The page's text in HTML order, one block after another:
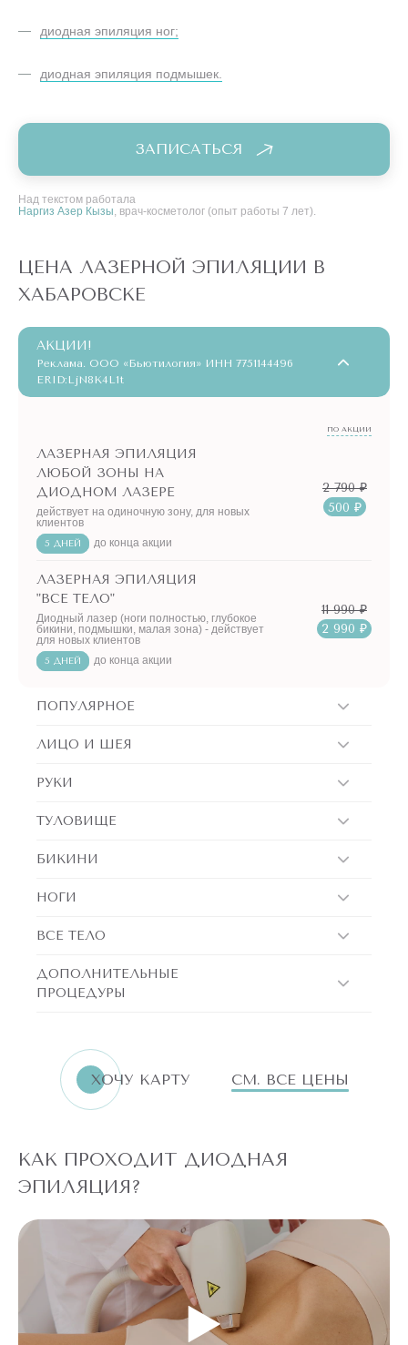
диодная эпиляция ног;
диодная эпиляция подмышек.
ЗАПИСАТЬСЯ
Над текстом работала
Наргиз Азер Кызы, врач-косметолог (опыт работы 7 лет).
ЦЕНА ЛАЗЕРНОЙ ЭПИЛЯЦИИ В
ХАБАРОВСКЕ
АКЦИИ!
Реклама. ООО «Бьютилогия» ИНН 7751144496
ERID:LjN8K4L1t
ПО АКЦИИ
ЛАЗЕРНАЯ ЭПИЛЯЦИЯ
ЛЮБОЙ ЗОНЫ НА
ДИОДНОМ ЛАЗЕРЕ
действует на одиночную зону, для новых
клиентов
5 ДНЕЙ до конца акции
2 790 ₽
500 ₽
ЛАЗЕРНАЯ ЭПИЛЯЦИЯ
"ВСЕ ТЕЛО"
Диодный лазер (ноги полностью, глубокое
бикини, подмышки, малая зона) - действует
для новых клиентов
5 ДНЕЙ до конца акции
11 990 ₽
2 990 ₽
ПОПУЛЯРНОЕ
ЛИЦО И ШЕЯ
РУКИ
ТУЛОВИЩЕ
БИКИНИ
НОГИ
ВСЕ ТЕЛО
ДОПОЛНИТЕЛЬНЫЕ
ПРОЦЕДУРЫ
ХОЧУ КАРТУ СМ. ВСЕ ЦЕНЫ
КАК ПРОХОДИТ ДИОДНАЯ
ЭПИЛЯЦИЯ?